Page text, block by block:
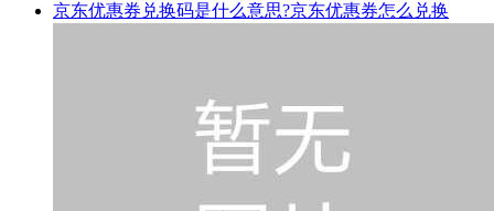
京东优惠券兑换码是什么意思?京东优惠券怎么兑换